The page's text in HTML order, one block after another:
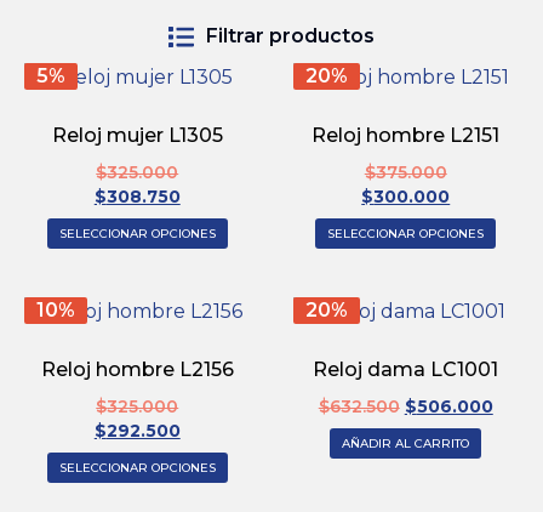
Filtrar productos
5%
Reloj mujer L1305
$325.000
$308.750
SELECCIONAR OPCIONES
20%
Reloj hombre L2151
$375.000
$300.000
SELECCIONAR OPCIONES
10%
Reloj hombre L2156
$325.000
$292.500
SELECCIONAR OPCIONES
20%
Reloj dama LC1001
$632.500 $506.000
AÑADIR AL CARRITO